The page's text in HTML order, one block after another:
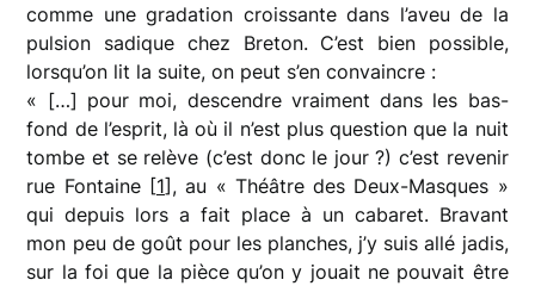
comme une gradation croissante dans l’aveu de la
pulsion sadique chez Breton. C’est bien possible,
lorsqu’on lit la suite, on peut s’en convaincre :
« […] pour moi, descendre vraiment dans les bas-
fond de l’esprit, là où il n’est plus question que la nuit
tombe et se relève (c’est donc le jour ?) c’est revenir
rue Fontaine [1], au « Théâtre des Deux-Masques »
qui depuis lors a fait place à un cabaret. Bravant
mon peu de goût pour les planches, j’y suis allé jadis,
sur la foi que la pièce qu’on y jouait ne pouvait être